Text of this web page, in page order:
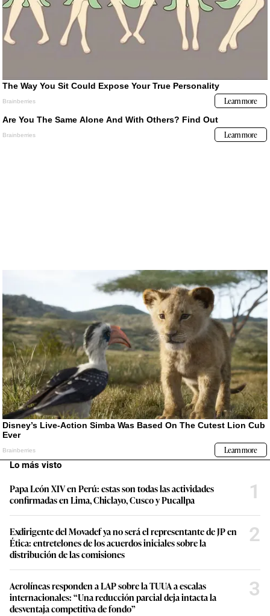
Lo más visto
Papa León XIV en Perú: estas son todas las actividades
confirmadas en Lima, Chiclayo, Cusco y Pucallpa
1
Exdirigente del Movadef ya no será el representante de JP en
Ética: entretelones de los acuerdos iniciales sobre la
distribución de las comisiones
2
Aerolíneas responden a LAP sobre la TUUA a escalas
internacionales: “Una reducción parcial deja intacta la
desventaja competitiva de fondo”
3